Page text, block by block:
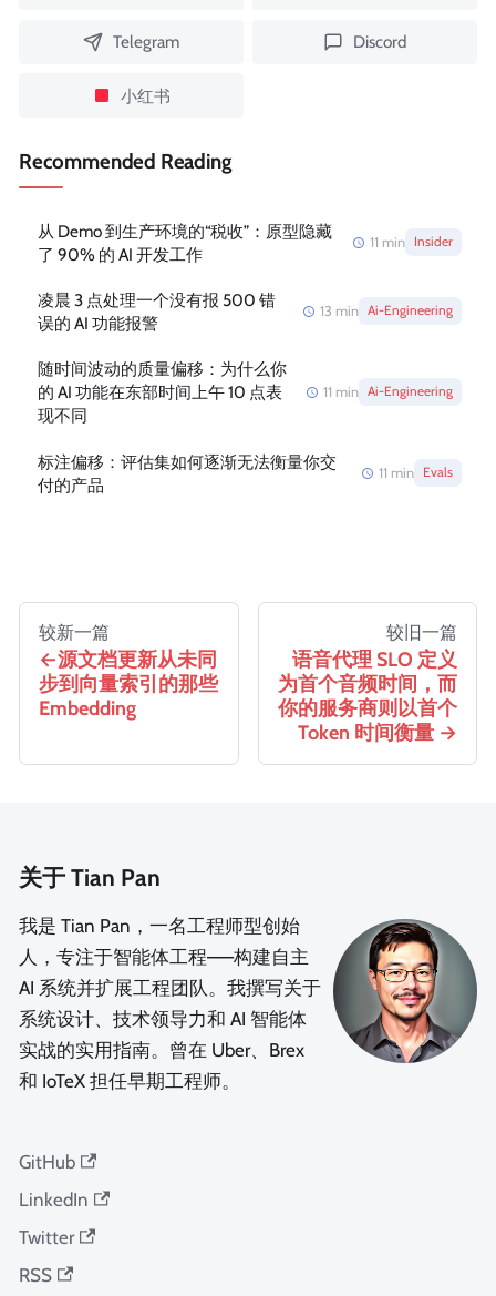
Telegram Discord
小红书
Recommended Reading
从 Demo 到生产环境的“税收”：原型隐藏
了 90% 的 AI 开发工作
11 min Insider
凌晨 3 点处理一个没有报 500 错
误的 AI 功能报警
13 min Ai-Engineering
随时间波动的质量偏移：为什么你
的 AI 功能在东部时间上午 10 点表
现不同
11 min Ai-Engineering
标注偏移：评估集如何逐渐无法衡量你交
付的产品
11 min Evals
较新一篇
源文档更新从未同
步到向量索引的那些
Embedding
较旧一篇
语音代理 SLO 定义
为首个音频时间，而
你的服务商则以首个
Token 时间衡量
关于 Tian Pan
我是 Tian Pan，一名工程师型创始
人，专注于智能体工程——构建自主
AI 系统并扩展工程团队。我撰写关于
系统设计、技术领导力和 AI 智能体
实战的实用指南。曾在 Uber、Brex
和 IoTeX 担任早期工程师。
GitHub
LinkedIn
Twitter
RSS